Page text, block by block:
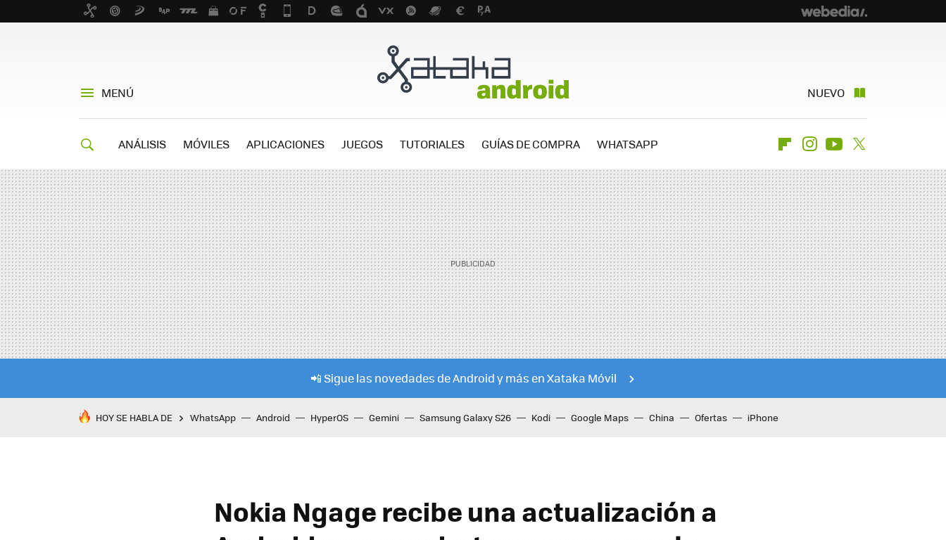
MENÚ NUEVO
ANÁLISIS MÓVILES APLICACIONES JUEGOS TUTORIALES GUÍAS DE COMPRA WHATSAPP FlipboardInstagramYoutube
📲 Sigue las novedades de Android y más en Xataka Móvil
HOY SE HABLA DE WhatsApp Android HyperOS Gemini Samsung Galaxy S26 Kodi Google Maps China Ofertas iPhone
Nokia Ngage recibe una actualización a